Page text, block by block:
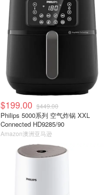
$199.00 $449.00
Philips 5000系列 空气炸锅 XXL
Connected HD9285/90
Amazon澳洲亚马逊